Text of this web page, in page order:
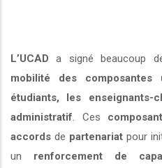
L’UCAD a signé beaucoup
mobilité des
étudiants, les
administratif . Ces
accords de partenariat pour
un renforcement de